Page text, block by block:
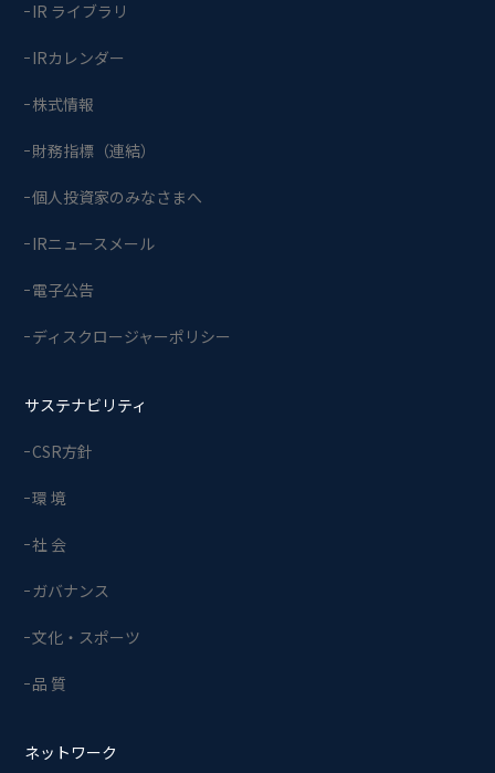
IR ライブラリ
IRカレンダー
株式情報
財務指標（連結）
個人投資家のみなさまへ
IRニュースメール
電子公告
ディスクロージャーポリシー
サステナビリティ
CSR方針
環 境
社 会
ガバナンス
文化・スポーツ
品 質
ネットワーク